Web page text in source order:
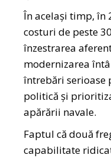
În acelaşi timp, în
costuri de peste
înzestrarea
modernizarea
întrebări serioase
politică şi
apărării navale.
Faptul că două
capabilitate